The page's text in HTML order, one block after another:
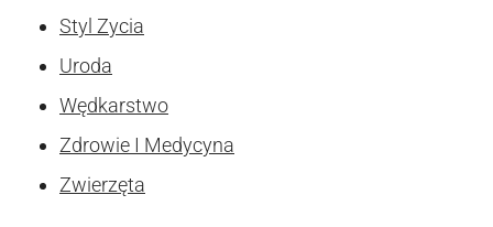
Styl Zycia
Uroda
Wędkarstwo
Zdrowie I Medycyna
Zwierzęta